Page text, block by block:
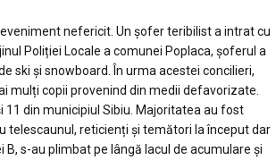
nefericit. Un șofer teribilist a intrat cu
Poliției Locale a comunei Poplaca, șoferul a
ski și snowboard. În urma acestei concilieri,
mulți copii provenind din medii defavorizate.
11 din municipiul Sibiu. Majoritatea au fost
telescaunul, reticienți și temători la început dar
s-au plimbat pe lângă lacul de acumulare și